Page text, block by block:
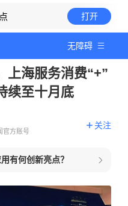
打开
无障碍
上海服务消费“+”
续至十月底
官方账号
关注
有何创新亮点？